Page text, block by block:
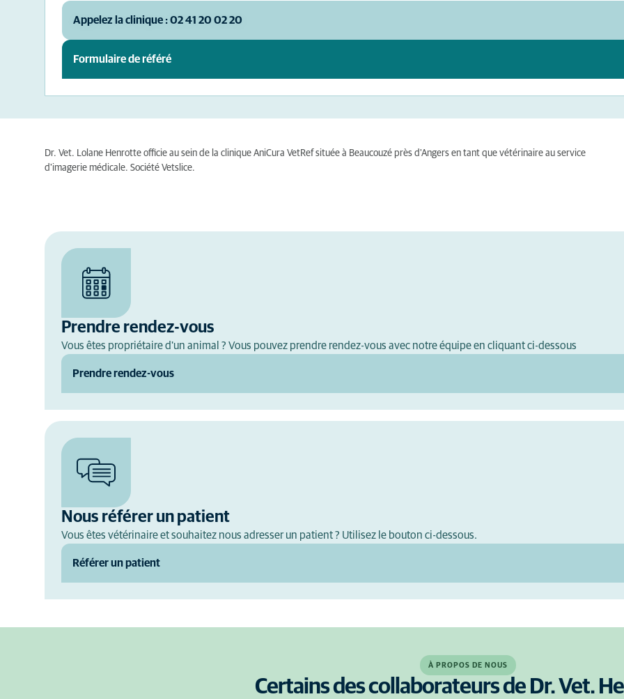
Appelez la clinique : 02 41 20 02 20
Formulaire de référé
Dr. Vet. Lolane Henrotte officie au sein de la clinique AniCura VetRef située à Beaucouzé près d'Angers en tant que vétérinaire au service
d'imagerie médicale. Société Vetslice.
Prendre rendez-vous
Vous êtes propriétaire d'un animal ? Vous pouvez prendre rendez-vous avec notre équipe en cliquant ci-dessous
Prendre rendez-vous
Nous référer un patient
Vous êtes vétérinaire et souhaitez nous adresser un patient ? Utilisez le bouton ci-dessous.
Référer un patient
À PROPOS DE NOUS
Certains des collaborateurs de Dr. Vet.